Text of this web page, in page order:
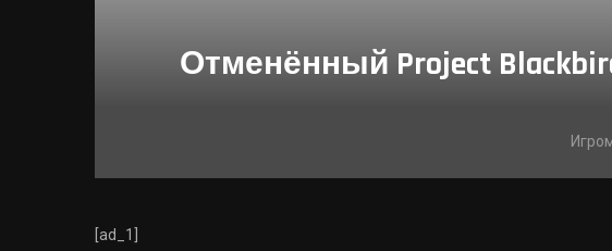
Отменённый Project
[ad_1]